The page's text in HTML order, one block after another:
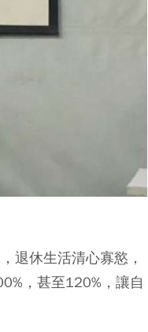
退休生活清心寡慾，
，甚至120%，讓自